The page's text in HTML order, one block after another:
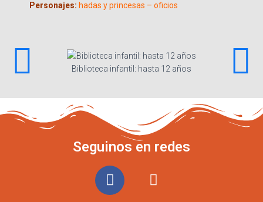
Personajes: hadas y princesas – oficios
Biblioteca infantil: hasta 12 años
Seguinos en redes